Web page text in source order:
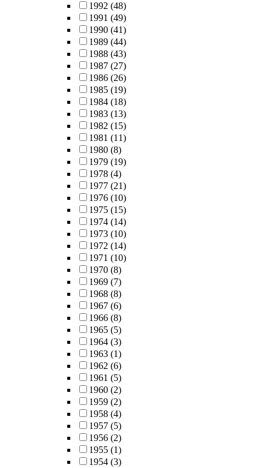
1992 (48)
1991 (49)
1990 (41)
1989 (44)
1988 (43)
1987 (27)
1986 (26)
1985 (19)
1984 (18)
1983 (13)
1982 (15)
1981 (11)
1980 (8)
1979 (19)
1978 (4)
1977 (21)
1976 (10)
1975 (15)
1974 (14)
1973 (10)
1972 (14)
1971 (10)
1970 (8)
1969 (7)
1968 (8)
1967 (6)
1966 (8)
1965 (5)
1964 (3)
1963 (1)
1962 (6)
1961 (5)
1960 (2)
1959 (2)
1958 (4)
1957 (5)
1956 (2)
1955 (1)
1954 (3)